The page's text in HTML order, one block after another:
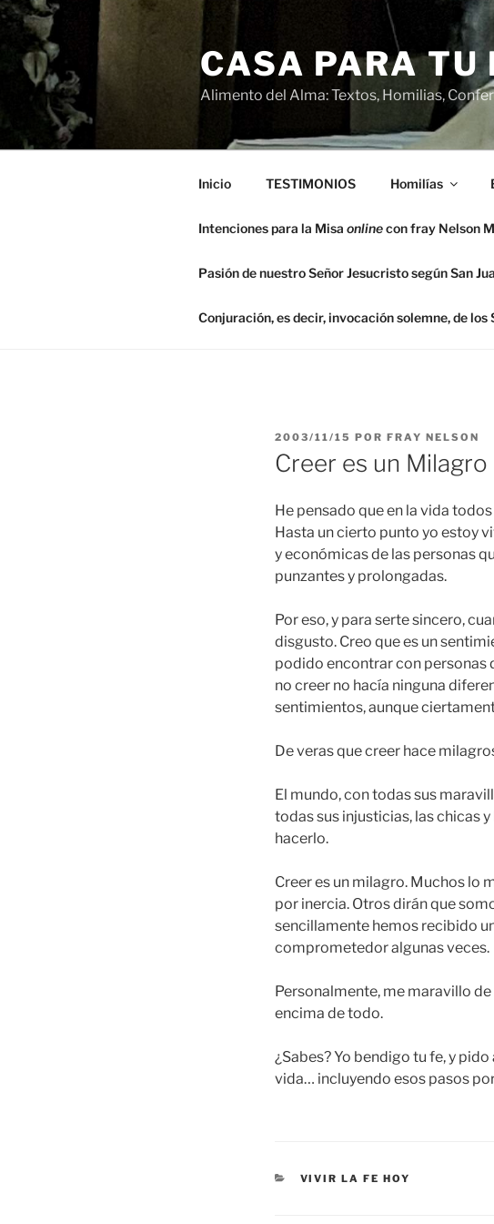
Saltar
contenido
CASA PARA TU
Alimento del Alma: Textos, Homilias,
Inicio TESTIMONIOS Homilías
Intenciones para la Misa onlinecon fray Nelson
Pasión de nuestro Señor Jesucristo según San
Conjuración, es decir, invocación solemne, de los
PUBLICADO
EL
2003/11/15 POR FRAY NELSON
Creer es un Milagro
He pensado que en la vida
Hasta un cierto punto yo estoy
y económicas de las personas
punzantes y prolongadas.
Por eso, y para serte sincero,
disgusto. Creo que es un
podido encontrar con personas
no creer no hacía ninguna
sentimientos, aunque
De veras que creer hace
El mundo, con todas sus
todas sus injusticias, las chicas
hacerlo.
Creer es un milagro. Muchos lo
por inercia. Otros dirán que
sencillamente hemos recibido
comprometedor algunas veces.
Personalmente, me maravillo
encima de todo.
¿Sabes? Yo bendigo tu fe, y
vida… incluyendo esos pasos
CATEGORÍAS
VIVIR LA FE HOY